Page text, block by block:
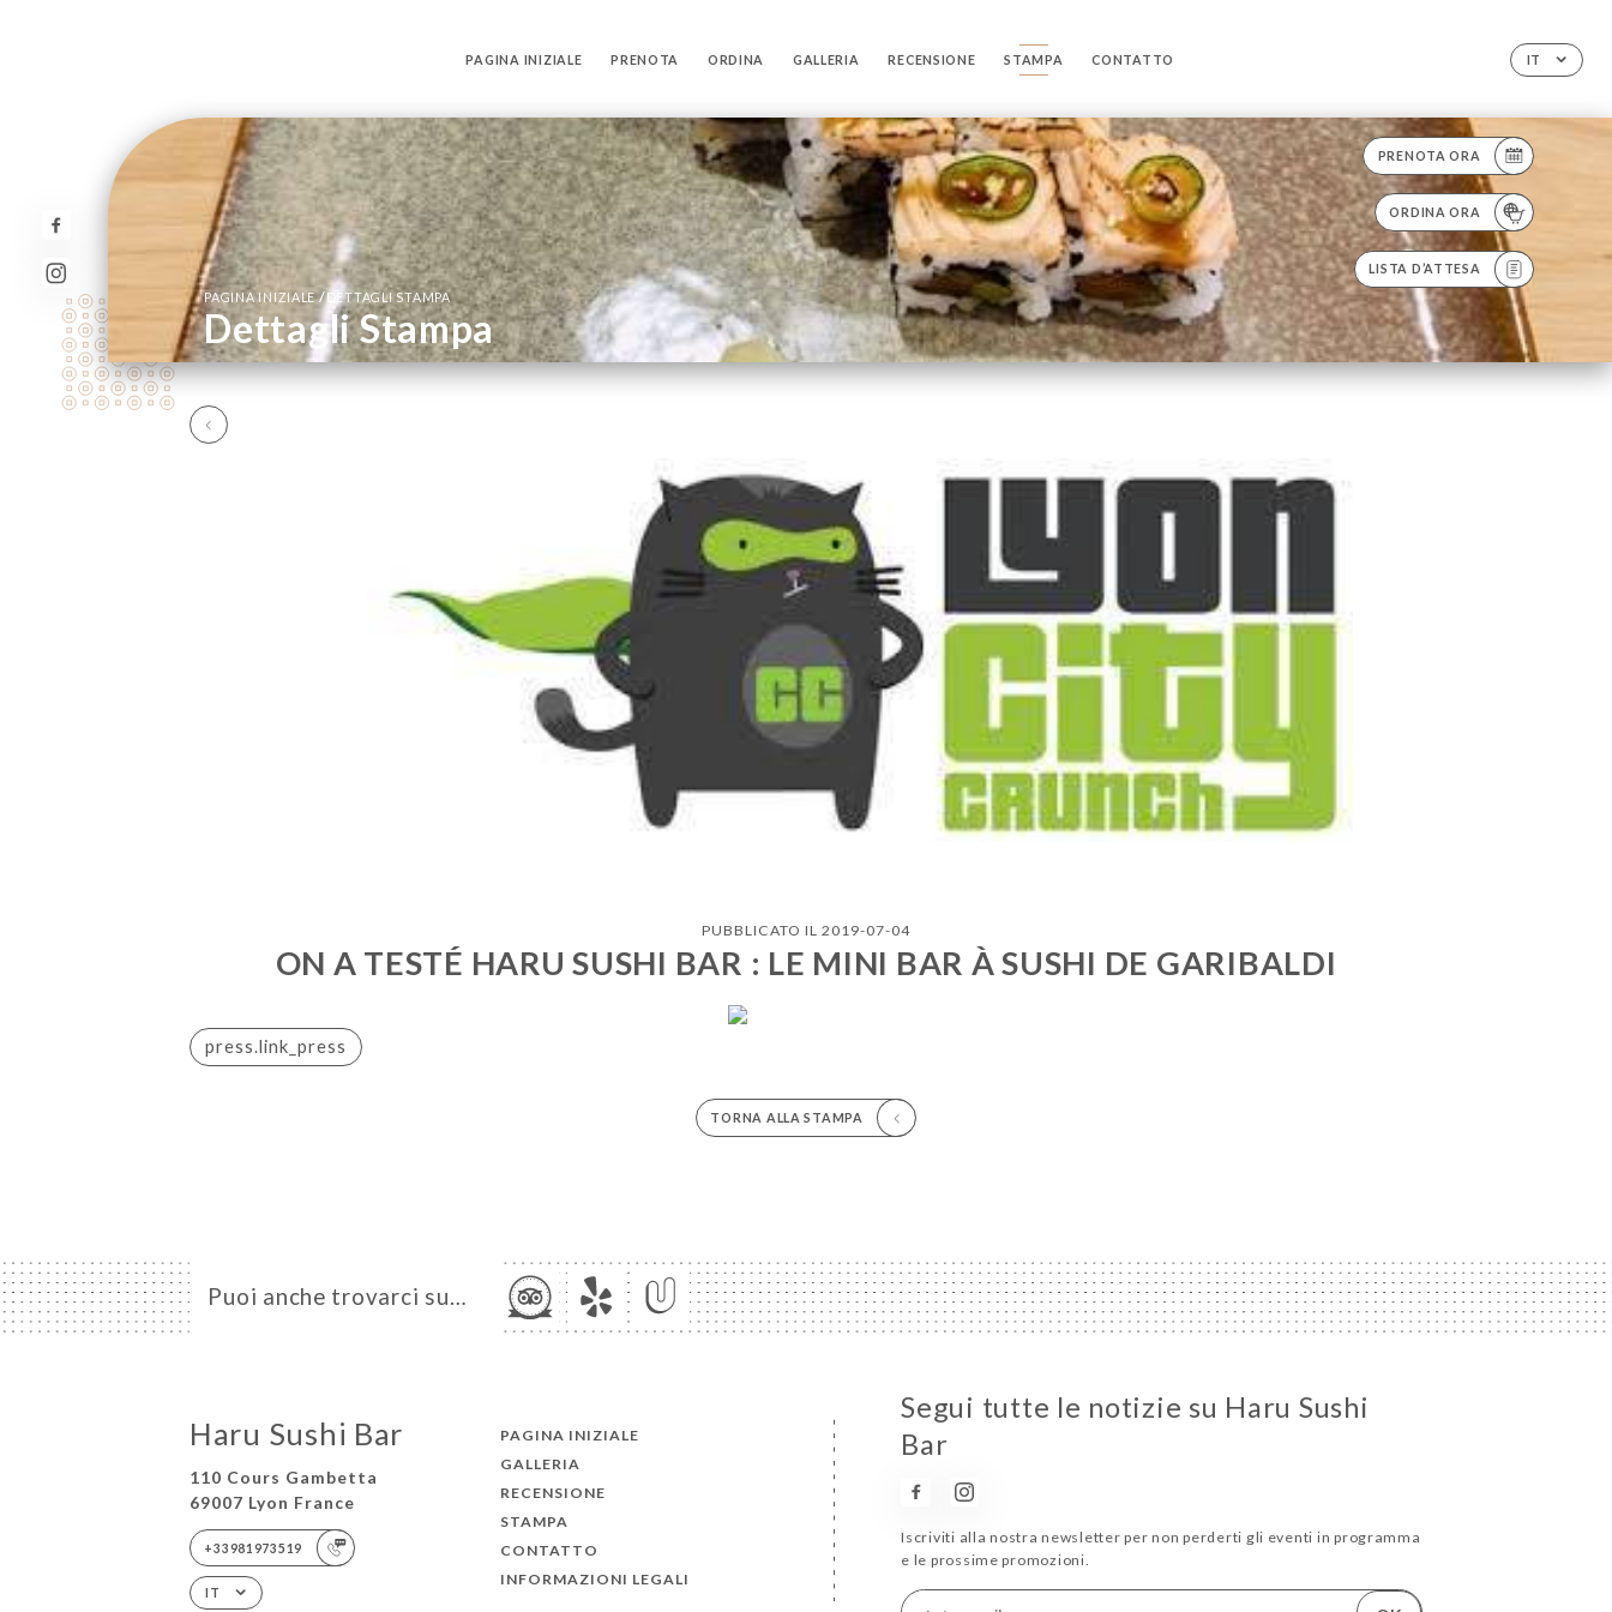
IT
PAGINA INIZIALE PRENOTA ORDINA GALLERIA RECENSIONE STAMPA CONTATTO
PRENOTA ORA
ORDINA ORA
LISTA D’ATTESA
PAGINA INIZIALE/DETTAGLI STAMPA
Dettagli Stampa
PUBBLICATO IL 2019-07-04
ON A TESTÉ HARU SUSHI BAR : LE MINI BAR À SUSHI DE GARIBALDI
press.link_press
TORNA ALLA STAMPA
Puoi anche trovarci su…
Haru Sushi Bar
110 Cours Gambetta
69007 Lyon France
+33981973519
IT
PAGINA INIZIALE
GALLERIA
RECENSIONE
STAMPA
CONTATTO
INFORMAZIONI LEGALI
Segui tutte le notizie su Haru Sushi
Bar
Iscriviti alla nostra newsletter per non perderti gli eventi in programma
e le prossime promozioni.